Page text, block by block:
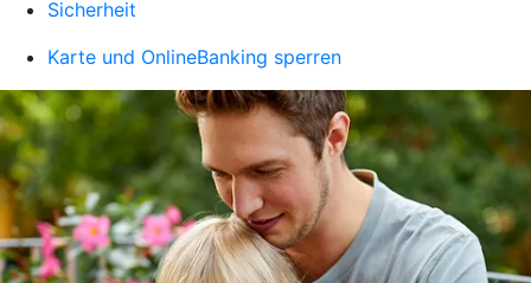
Sicherheit
Karte und OnlineBanking sperren